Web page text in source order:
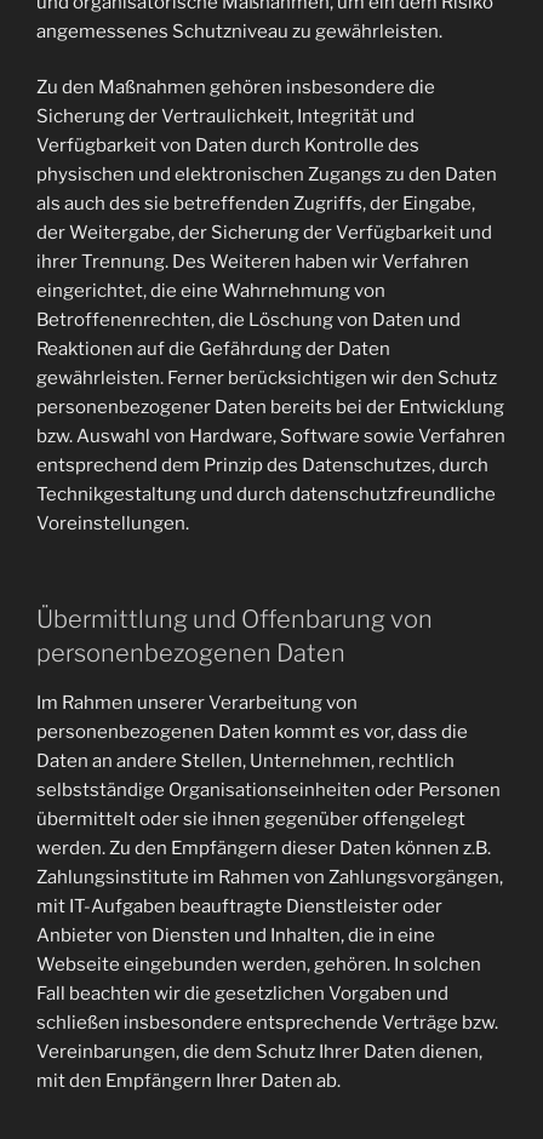
angemessenes Schutzniveau zu gewährleisten.
Zu den Maßnahmen gehören insbesondere die
Sicherung der Vertraulichkeit, Integrität und
Verfügbarkeit von Daten durch Kontrolle des
physischen und elektronischen Zugangs zu den Daten
als auch des sie betreffenden Zugriffs, der Eingabe,
der Weitergabe, der Sicherung der Verfügbarkeit und
ihrer Trennung. Des Weiteren haben wir Verfahren
eingerichtet, die eine Wahrnehmung von
Betroffenenrechten, die Löschung von Daten und
Reaktionen auf die Gefährdung der Daten
gewährleisten. Ferner berücksichtigen wir den Schutz
personenbezogener Daten bereits bei der Entwicklung
bzw. Auswahl von Hardware, Software sowie Verfahren
entsprechend dem Prinzip des Datenschutzes, durch
Technikgestaltung und durch datenschutzfreundliche
Voreinstellungen.
Übermittlung und Offenbarung von
personenbezogenen Daten
Im Rahmen unserer Verarbeitung von
personenbezogenen Daten kommt es vor, dass die
Daten an andere Stellen, Unternehmen, rechtlich
selbstständige Organisationseinheiten oder Personen
übermittelt oder sie ihnen gegenüber offengelegt
werden. Zu den Empfängern dieser Daten können z.B.
Zahlungsinstitute im Rahmen von Zahlungsvorgängen,
mit IT-Aufgaben beauftragte Dienstleister oder
Anbieter von Diensten und Inhalten, die in eine
Webseite eingebunden werden, gehören. In solchen
Fall beachten wir die gesetzlichen Vorgaben und
schließen insbesondere entsprechende Verträge bzw.
Vereinbarungen, die dem Schutz Ihrer Daten dienen,
mit den Empfängern Ihrer Daten ab.